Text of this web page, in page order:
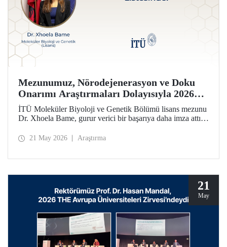
Mezunumuz, Nörodejenerasyon ve Doku
Onarımı Araştırmaları Dolayısıyla 2026
Forbes 30 Altı 30 Listesinde!
İTÜ Moleküler Biyoloji ve Genetik Bölümü lisans mezunu
Dr. Xhoela Bame, gurur verici bir başarıya daha imza attı.
çalışmaları dolayısıyla Forbes dergisinin “2026 Avrupa’nın
21 May 2026 Araştırma
21
May